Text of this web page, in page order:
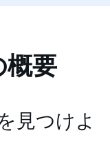
概要
見つけよ